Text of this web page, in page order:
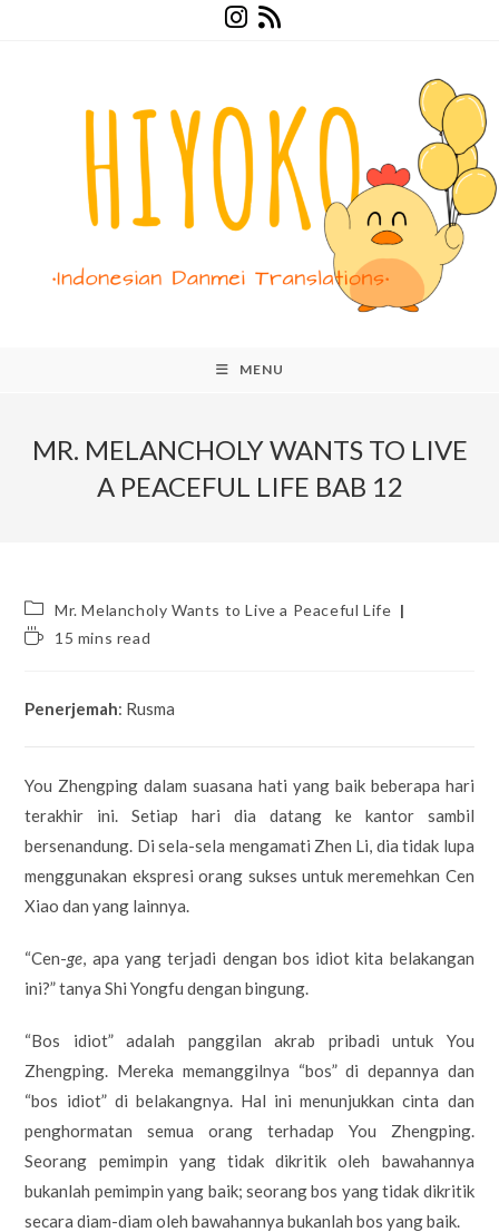
MENU
MR. MELANCHOLY WANTS TO LIVE
A PEACEFUL LIFE BAB 12
Post
category:
Mr. Melancholy Wants to Live a Peaceful Life
Reading15 mins read
Penerjemah: Rusma
You Zhengping dalam suasana hati yang baik beberapa hari
terakhir ini. Setiap hari dia datang ke kantor sambil
bersenandung. Di sela-sela mengamati Zhen Li, dia tidak lupa
menggunakan ekspresi orang sukses untuk meremehkan Cen
Xiao dan yang lainnya.
“Cen-ge, apa yang terjadi dengan bos idiot kita belakangan
ini?” tanya Shi Yongfu dengan bingung.
“Bos idiot” adalah panggilan akrab pribadi untuk You
Zhengping. Mereka memanggilnya “bos” di depannya dan
“bos idiot” di belakangnya. Hal ini menunjukkan cinta dan
penghormatan semua orang terhadap You Zhengping.
Seorang pemimpin yang tidak dikritik oleh bawahannya
bukanlah pemimpin yang baik; seorang bos yang tidak dikritik
secara diam-diam oleh bawahannya bukanlah bos yang baik.